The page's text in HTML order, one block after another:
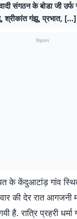
संगठन के बोडा जी
श्रीकांत गंझू, प्रभात, […]
विज्ञापन
के केंदुआटांड़ गांव स्थित
की देर रात आगजनी
है. रात्रि प्रहरी